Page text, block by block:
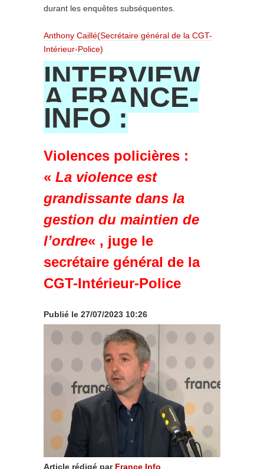
durant les enquêtes subséquentes.
Anthony Caillé(Secrétaire général de la CGT-
Intérieur-Police)
INTERVIEW
A FRANCE-
INFO :
Violences policières :
« La violence est
grandissante dans la
gestion du maintien de
l’ordre« , juge le
secrétaire général de la
CGT-Intérieur-Police
Publié le 27/07/2023 10:26
Article rédigé par France Info